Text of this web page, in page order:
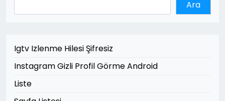
Ara
Igtv Izlenme Hilesi Şifresiz
Instagram Gizli Profil Görme Android
Liste